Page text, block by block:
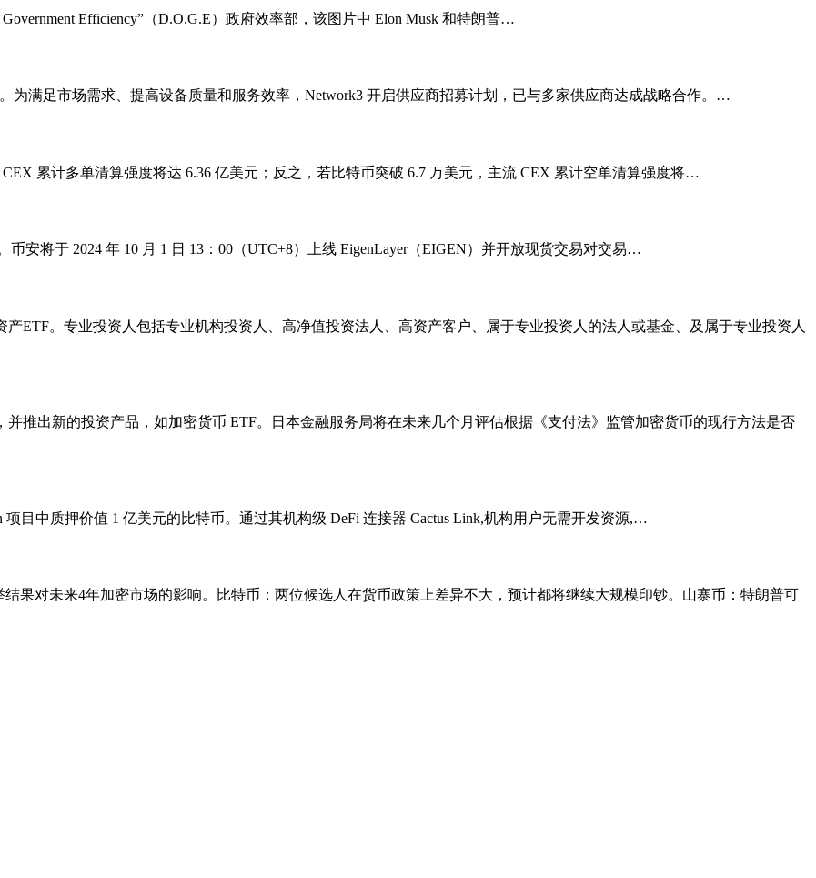
Efficiency”（D.O.G.E）政府效率部，该图片中 Elon Musk 和特朗普…
为满足市场需求、提高设备质量和服务效率，Network3 开启供应商招募计划，已与多家供应商达成战略合作。…
累计多单清算强度将达 6.36 亿美元；反之，若比特币突破 6.7 万美元，主流 CEX 累计空单清算强度将…
安将于 2024 年 10 月 1 日 13：00（UTC+8）上线 EigenLayer（EIGEN）并开放现货交易对交易…
ETF。专业投资人包括专业机构投资人、高净值投资法人、高资产客户、属于专业投资人的法人或基金、及属于专业投资人
推出新的投资产品，如加密货币 ETF。日本金融服务局将在未来几个月评估根据《支付法》监管加密货币的现行方法是否
项目中质押价值 1 亿美元的比特币。通过其机构级 DeFi 连接器 Cactus Link,机构用户无需开发资源,…
果对未来4年加密市场的影响。比特币：两位候选人在货币政策上差异不大，预计都将继续大规模印钞。山寨币：特朗普可